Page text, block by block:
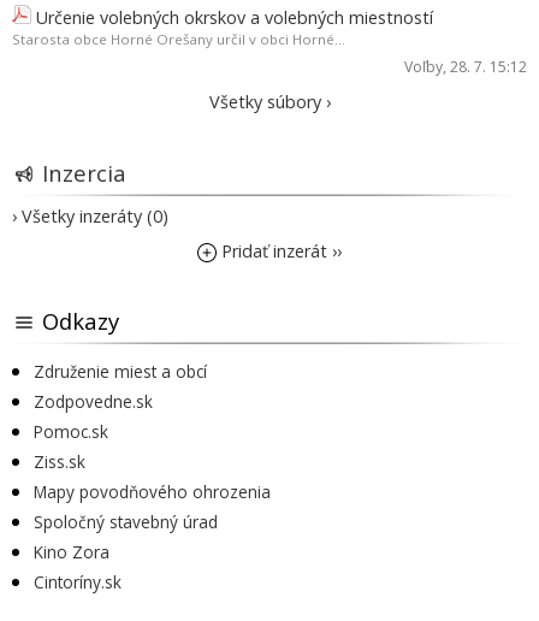
Určenie volebných okrskov a volebných miestností
Starosta obce Horné Orešany určil v obci Horné...
Voľby, 28. 7. 15:12
Všetky súbory ›
Inzercia
› Všetky inzeráty (0)
Pridať inzerát ››
Odkazy
Združenie miest a obcí
Zodpovedne.sk
Pomoc.sk
Ziss.sk
Mapy povodňového ohrozenia
Spoločný stavebný úrad
Kino Zora
Cintoríny.sk